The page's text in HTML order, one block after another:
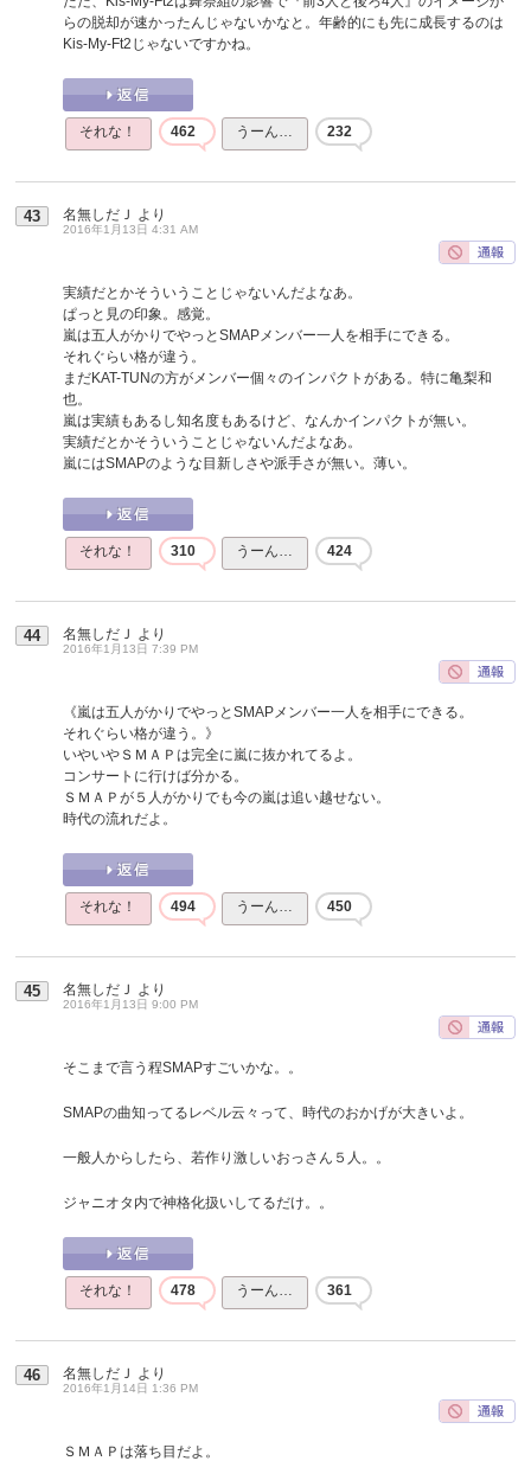
らの脱却が速かったんじゃないかなと。年齢的にも先に成長するのは
Kis-My-Ft2じゃないですかね。
それな！ 462 うーん… 232
43 名無しだＪ より
2016年1月13日 4:31 AM
実績だとかそういうことじゃないんだよなあ。
ぱっと見の印象。感覚。
嵐は五人がかりでやっとSMAPメンバー一人を相手にできる。
それぐらい格が違う。
まだKAT-TUNの方がメンバー個々のインパクトがある。特に亀梨和
也。
嵐は実績もあるし知名度もあるけど、なんかインパクトが無い。
実績だとかそういうことじゃないんだよなあ。
嵐にはSMAPのような目新しさや派手さが無い。薄い。
それな！ 310 うーん… 424
44 名無しだＪ より
2016年1月13日 7:39 PM
《嵐は五人がかりでやっとSMAPメンバー一人を相手にできる。
それぐらい格が違う。》
いやいやＳＭＡＰは完全に嵐に抜かれてるよ。
コンサートに行けば分かる。
ＳＭＡＰが５人がかりでも今の嵐は追い越せない。
時代の流れだよ。
それな！ 494 うーん… 450
45 名無しだＪ より
2016年1月13日 9:00 PM
そこまで言う程SMAPすごいかな。。
SMAPの曲知ってるレベル云々って、時代のおかげが大きいよ。
一般人からしたら、若作り激しいおっさん５人。。
ジャニオタ内で神格化扱いしてるだけ。。
それな！ 478 うーん… 361
46 名無しだＪ より
2016年1月14日 1:36 PM
ＳＭＡＰは落ち目だよ。